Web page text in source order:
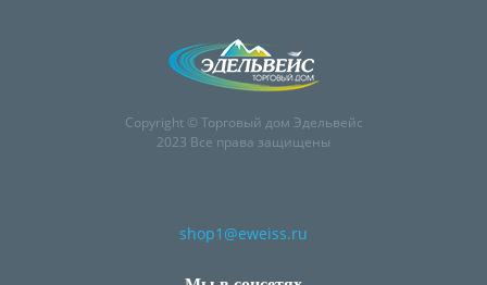
Copyright © Торговый дом Эдельвейс
2023 Все права защищены
shop1@eweiss.ru